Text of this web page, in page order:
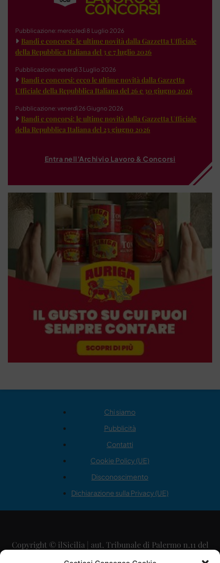
Pubblicazione: mercoledì 8 Luglio 2026
Bandi e concorsi: le ultime novità dalla Gazzetta Ufficiale
della Repubblica Italiana del 3 e 7 luglio 2026
Pubblicazione: venerdì 3 Luglio 2026
Bandi e concorsi: ecco le ultime novità dalla Gazzetta
Ufficiale della Repubblica Italiana del 26 e 30 giugno 2026
Pubblicazione: venerdì 26 Giugno 2026
Bandi e concorsi: le ultime novità dalla Gazzetta Ufficiale
della Repubblica Italiana del 23 giugno 2026
Entra nell'Archivio Lavoro & Concorsi
Chi siamo
Pubblicità
Contatti
Cookie Policy (UE)
Disconoscimento
Dichiarazione sulla Privacy (UE)
Copyright © ilSicilia | aut. Tribunale di Palermo n.11 del
29/09/2015